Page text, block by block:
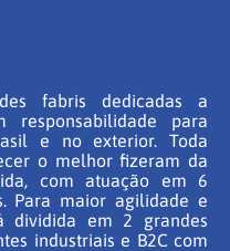
fabris dedicadas a
responsabilidade para
e no exterior. Toda
o melhor fizeram da
com atuação em 6
Para maior agilidade e
dividida em 2 grandes
industriais e B2C com